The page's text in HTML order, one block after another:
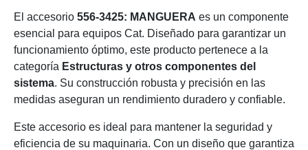
El accesorio 556-3425: MANGUERA es un componente
esencial para equipos Cat. Diseñado para garantizar un
funcionamiento óptimo, este producto pertenece a la
categoría Estructuras y otros componentes del
sistema. Su construcción robusta y precisión en las
medidas aseguran un rendimiento duradero y confiable.
Este accesorio es ideal para mantener la seguridad y
eficiencia de su maquinaria. Con un diseño que garantiza